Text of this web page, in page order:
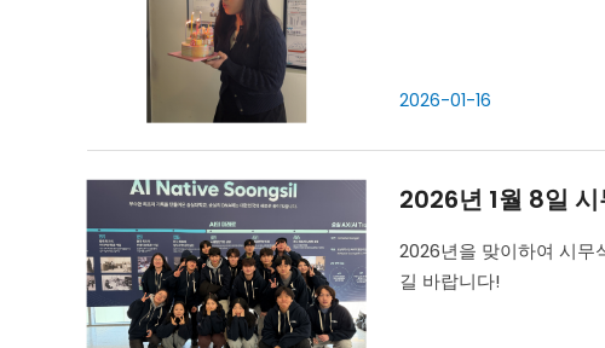
2026-01-16
2026년 1월 8일
2026년을 맞이하여 시무
길 바랍니다!